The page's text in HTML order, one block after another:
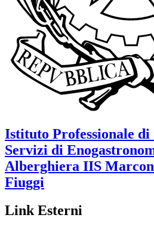
Istituto Professionale di
Servizi di
Alberghiera IIS
Fiuggi
Link Esterni